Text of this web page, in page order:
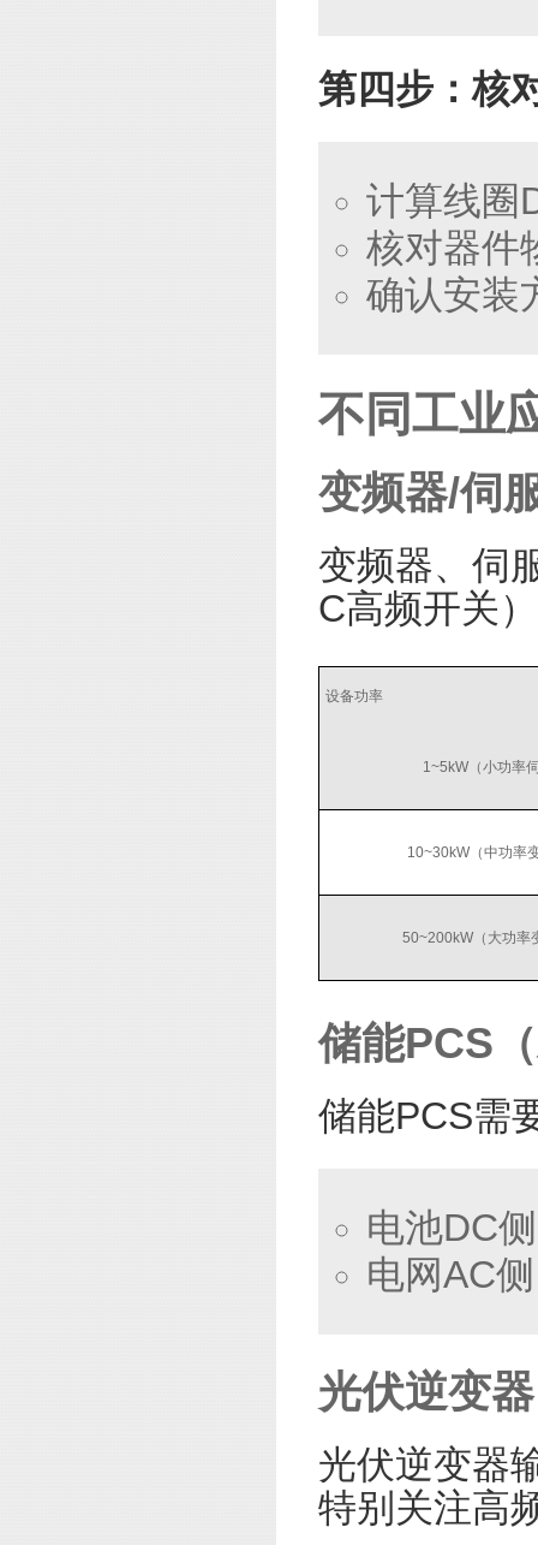
第四步：核
计算线圈
核对器件
确认安装
不同工业
变频器/伺
变频器、伺
C高频开关
设备功率
1~5kW（小功率
10~30kW（中功率
50~200kW（大功率
储能PCS
储能PCS需
电池DC
电网AC
光伏逆变器
光伏逆变器
特别关注高